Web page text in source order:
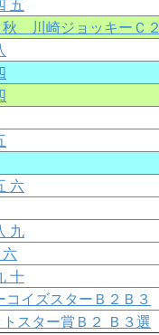
五
秋 川崎ジョッキーＣ２
六
九
十
コイズスターＢ２Ｂ３
スター賞Ｂ２ Ｂ３選